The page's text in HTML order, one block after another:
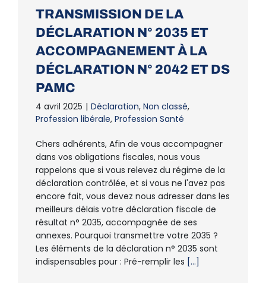
TRANSMISSION DE LA
DÉCLARATION N° 2035 ET
ACCOMPAGNEMENT À LA
DÉCLARATION N° 2042 ET DS
PAMC
4 avril 2025 | Déclaration, Non classé,
Profession libérale, Profession Santé
Chers adhérents, Afin de vous accompagner
dans vos obligations fiscales, nous vous
rappelons que si vous relevez du régime de la
déclaration contrôlée, et si vous ne l'avez pas
encore fait, vous devez nous adresser dans les
meilleurs délais votre déclaration fiscale de
résultat n° 2035, accompagnée de ses
annexes. Pourquoi transmettre votre 2035 ?
Les éléments de la déclaration n° 2035 sont
indispensables pour : Pré-remplir les [...]